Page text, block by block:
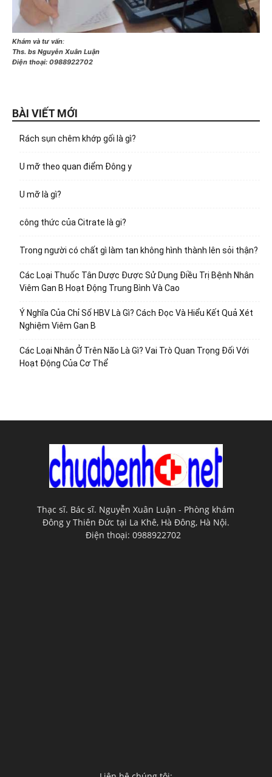
Khám và tư vấn:
Ths. bs Nguyễn Xuân Luận
Điện thoại: 0988922702
BÀI VIẾT MỚI
Rách sụn chêm khớp gối là gì?
U mỡ theo quan điểm Đông y
U mỡ là gì?
công thức của Citrate là gi?
Trong người có chất gì làm tan không hình thành lên sỏi thận?
Các Loại Thuốc Tân Dược Được Sử Dụng Điều Trị Bệnh Nhân
Viêm Gan B Hoạt Động Trung Bình Và Cao
Ý Nghĩa Của Chỉ Số HBV Là Gì? Cách Đọc Và Hiểu Kết Quả Xét
Nghiệm Viêm Gan B
Các Loại Nhân Ở Trên Não Là Gì? Vai Trò Quan Trọng Đối Với
Hoạt Động Của Cơ Thể
Thạc sĩ. Bác sĩ. Nguyễn Xuân Luận - Phòng khám
Đông y Thiên Đức tại La Khê, Hà Đông, Hà Nội.
Điện thoại: 0988922702